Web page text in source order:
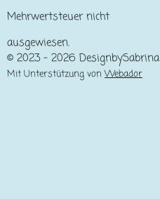
Mehrwertsteuer nicht
ausgewiesen.
© 2023 - 2026 DesignbySabrina
Mit Unterstützung vonWebador